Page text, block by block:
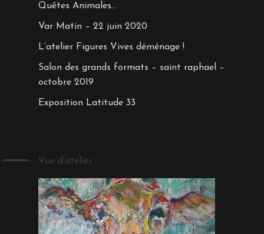
Quêtes Animales…
Var Matin – 22 juin 2020
L’atelier Figures Vives déménage !
Salon des grands formats – saint raphael –
octobre 2019
Exposition Latitude 33
Vue d’atelier